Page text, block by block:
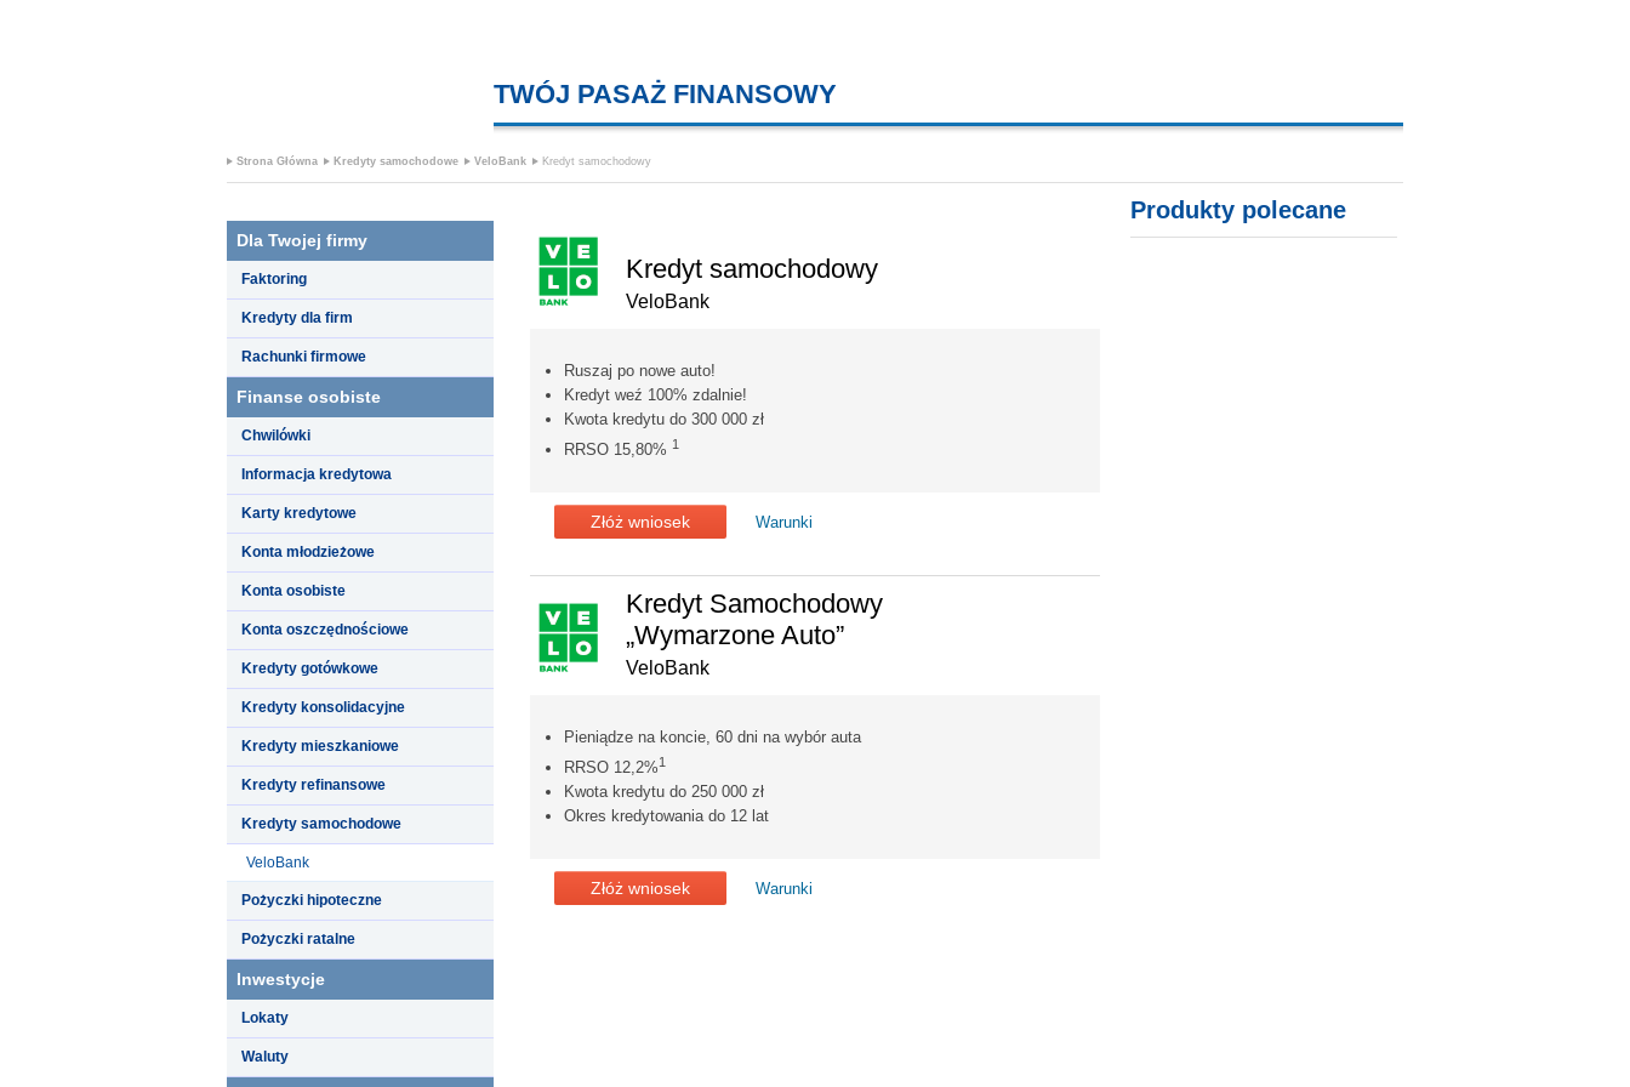
TWÓJ PASAŻ FINANSOWY
Strona Główna Kredyty samochodowe VeloBank Kredyt samochodowy
Dla Twojej firmy
Faktoring
Kredyty dla firm
Rachunki firmowe
Finanse osobiste
Chwilówki
Informacja kredytowa
Karty kredytowe
Konta młodzieżowe
Konta osobiste
Konta oszczędnościowe
Kredyty gotówkowe
Kredyty konsolidacyjne
Kredyty mieszkaniowe
Kredyty refinansowe
Kredyty samochodowe
VeloBank
Pożyczki hipoteczne
Pożyczki ratalne
Inwestycje
Lokaty
Waluty
Kredyt samochodowy
VeloBank
Ruszaj po nowe auto!
Kredyt weź 100% zdalnie!
Kwota kredytu do 300 000 zł
RRSO 15,80% 1
Złóż wniosek Warunki
Kredyt Samochodowy
„Wymarzone Auto”
VeloBank
Pieniądze na koncie, 60 dni na wybór auta
RRSO 12,2%1
Kwota kredytu do 250 000 zł
Okres kredytowania do 12 lat
Złóż wniosek Warunki
Produkty polecane